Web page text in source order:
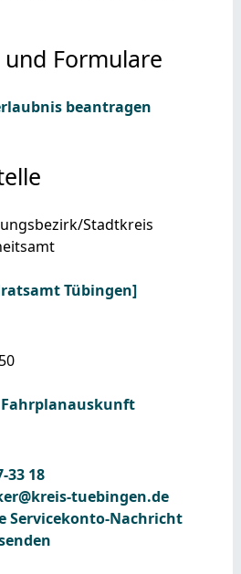
Formulare
beantragen
Stadtkreis
Tübingen]
33 18
tuebingen.de
Servicekonto-Nachricht